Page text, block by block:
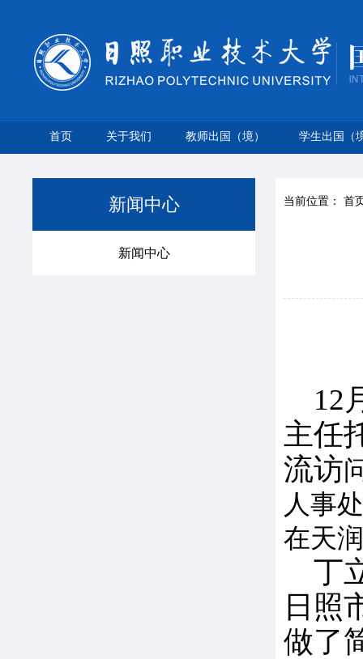
首页 关于我们 教师出国（境） 学生出国（
新闻中心
新闻中心
当前位置： 首
12
主任
流访
人事
在天
丁
日照
做了